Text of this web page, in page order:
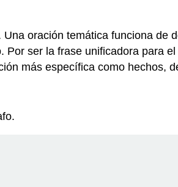
oración temática funciona de
ser la frase unificadora para
más específica como hechos,